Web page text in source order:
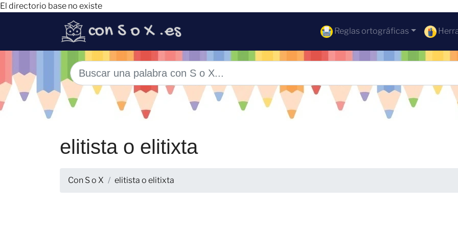
El directorio base no existe
Reglas ortográficas
elitista o elitixta
Con S o X elitista o elitixta